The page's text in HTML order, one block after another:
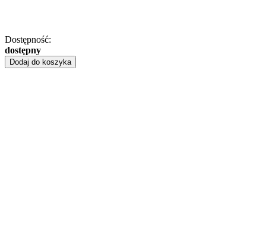
Dostępność:
dostępny
Dodaj do koszyka